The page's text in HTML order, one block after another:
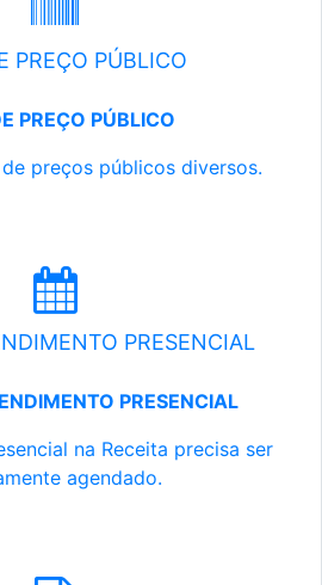
PREÇO PÚBLICO
PREÇO PÚBLICO
preços públicos diversos.
PRESENCIAL
PRESENCIAL
na Receita precisa ser
agendado.